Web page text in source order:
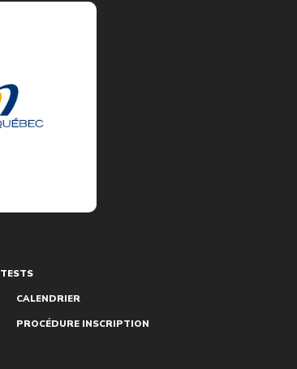
TESTS
CALENDRIER
PROCÉDURE INSCRIPTION